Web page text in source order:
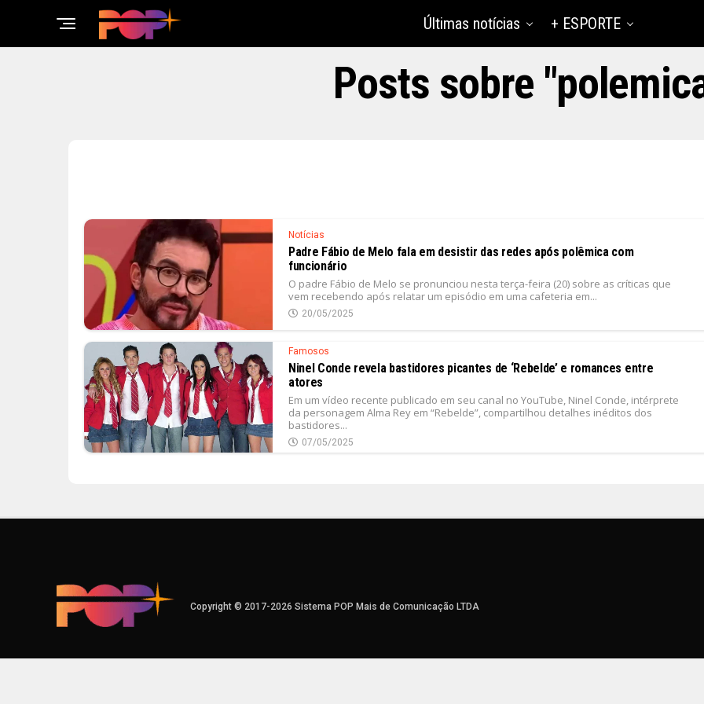
Últimas notícias + ESPORTE
Posts sobre
Notícias
Padre Fábio de Melo fala em desistir das redes após polêmica com
funcionário
O padre Fábio de Melo se pronunciou nesta terça-feira (20) sobre as críticas que
vem recebendo após relatar um episódio em uma cafeteria em...
20/05/2025
Famosos
Ninel Conde revela bastidores picantes de ‘Rebelde’ e romances entre
atores
Em um vídeo recente publicado em seu canal no YouTube, Ninel Conde, intérprete
da personagem Alma Rey em “Rebelde”, compartilhou detalhes inéditos dos
bastidores...
07/05/2025
Copyright © 2017-2026 Sistema POP Mais de Comunicação LTDA